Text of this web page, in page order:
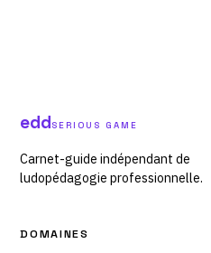
eddSERIOUS GAME
Carnet-guide indépendant de
ludopédagogie professionnelle.
DOMAINES